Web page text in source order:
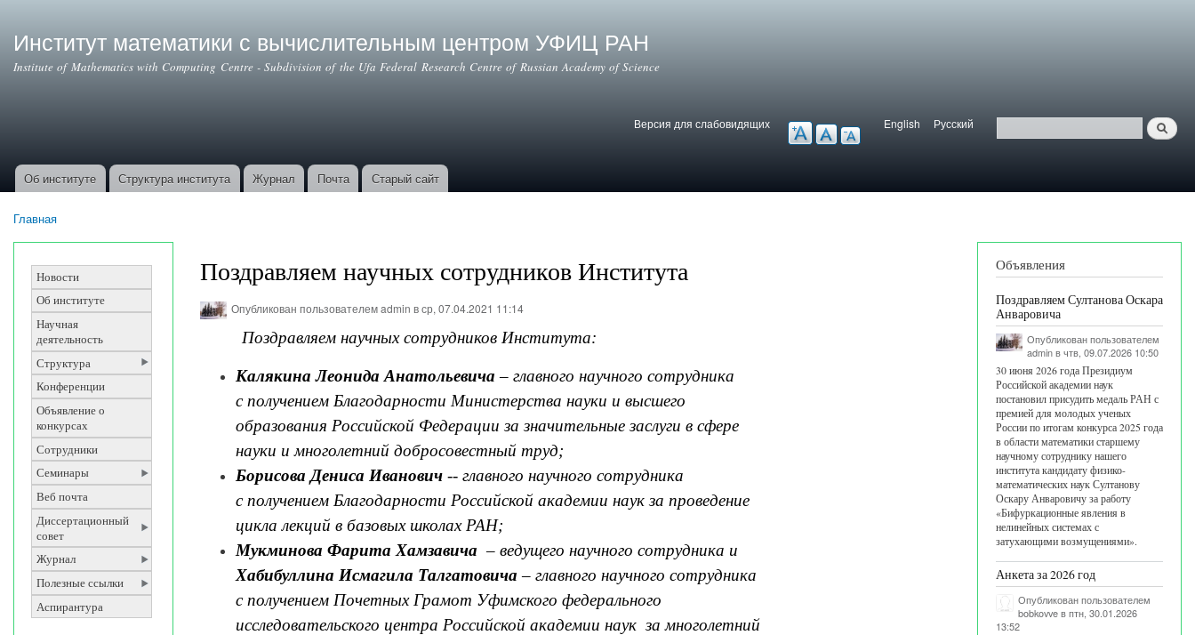
содержанию
Институт математики с вычислительным центром УФИЦ РАН
Institute of Mathematics with Computing Centre - Subdivision of the Ufa Federal Research Centre of Russian Academy of Science
Версия для слабовидящих
Версия для слабовидящих
Версия для слабовидящих
Язык
English Русский
Поиск
Найти
Основные ссылки
Об институте Структура института Журнал Почта Старый сайт
Главная
Новости
Об институте
Научная
деятельность
Структура
Конференции
Объявление о
конкурсах
Сотрудники
Семинары
Веб почта
Диссертационный
совет
Журнал
Полезные ссылки
Аспирантура
Поздравляем научных сотрудников Института
Опубликован пользователемadmin в ср, 07.04.2021 11:14
Поздравляем научных сотрудников Института:
Калякина Леонида Анатольевича– главного научного сотрудника
с получением Благодарности Министерства науки и высшего
образования Российской Федерации за значительные заслуги в сфере
науки и многолетний добросовестный труд;
Борисова Дениса Иванович -- главного научного сотрудника
с получением Благодарности Российской академии наук за проведение
цикла лекций в базовых школах РАН;
Мукминова Фарита Хамзавича – ведущего научного сотрудника и
Хабибуллина Исмагила Талгатовича– главного научного сотрудника
с получением Почетных Грамот Уфимского федерального
исследовательского центра Российской академии наук за многолетний
Объявления
Поздравляем Султанова Оскара
Анваровича
Опубликован пользователем
adminв чтв, 09.07.2026 10:50
30 июня 2026 года Президиум
Российской академии наук
постановил присудить медаль РАН с
премией для молодых ученых
России по итогам конкурса 2025 года
в области математики старшему
научному сотруднику нашего
института кандидату физико-
математических наук Султанову
Оскару Анваровичу за работу
«Бифуркационные явления в
нелинейных системах с
затухающими возмущениями».
Анкета за 2026 год
Опубликован пользователем
bobkovveв птн, 30.01.2026
13:52